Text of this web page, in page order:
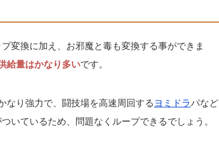
変換に加え、お邪魔と毒も変換する事ができま
給量はかなり多いです。
なり強力で、闘技場を高速周回する ヨミドラパなど
いているため、問題なくループできるでしょう。